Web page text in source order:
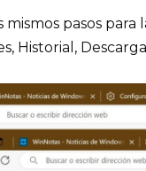
mismos pasos
Historial,